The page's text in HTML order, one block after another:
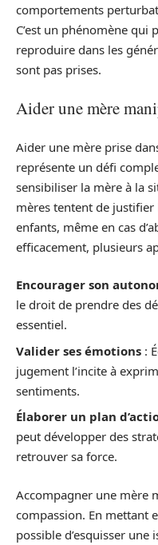
comportements
C’est un phénomène qui
reproduire dans les
sont pas prises.
Aider une mère
Aider une mère prise
représente un défi
sensibiliser la mère à la
mères tentent de
enfants, même en cas
efficacement, plusieurs
Encourager son
le droit de prendre des
essentiel.
Valider ses émotions :
jugement l’incite à
sentiments.
Élaborer un plan
peut développer des
retrouver sa force.
Accompagner une mère
compassion. En mettant
possible d’esquisser